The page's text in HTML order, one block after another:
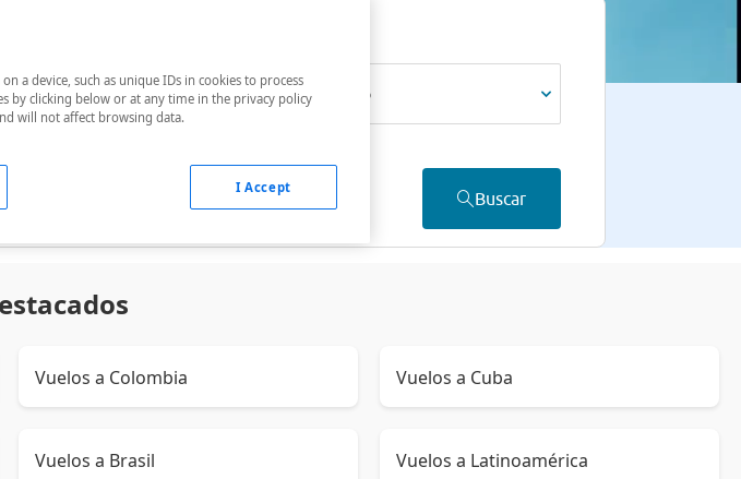
08/08/2026 - 09/08/2026 1 adulto
Buscar
Vuelos a Colombia Vuelos a Cuba
Vuelos a Brasil Vuelos a Latinoamérica
a device, such as unique IDs in cookies to process
by clicking below or at any time in the privacy policy
will not affect browsing data.
I Accept